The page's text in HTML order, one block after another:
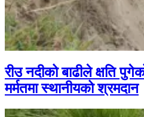
रीउ नदीको बाढीले क्षति
मर्मतमा स्थानीयको श्रमदान